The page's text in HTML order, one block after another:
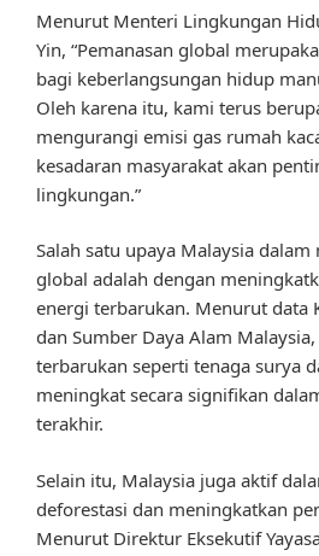
Menurut Menteri Lingkungan
Yin, “Pemanasan global
bagi keberlangsungan hidup
Oleh karena itu, kami terus
mengurangi emisi gas rumah
kesadaran masyarakat akan
lingkungan.”
Salah satu upaya Malaysia
global adalah dengan
energi terbarukan. Menurut data
dan Sumber Daya Alam
terbarukan seperti tenaga surya
meningkat secara signifikan
terakhir.
Selain itu, Malaysia juga aktif
deforestasi dan meningkatkan
Menurut Direktur Eksekutif